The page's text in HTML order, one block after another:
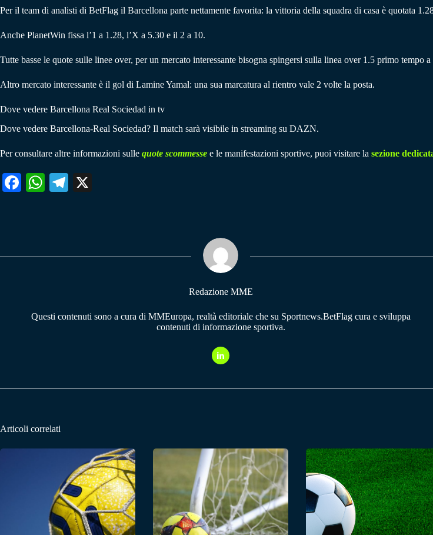
Per il team di analisti di BetFlag il Barcellona parte nettamente favorita: la vittoria della squadra di casa è quotata
Anche PlanetWin fissa l’1 a 1.28, l’X a 5.30 e il 2 a 10.
Tutte basse le quote sulle linee over, per un mercato interessante bisogna spingersi sulla linea over 1.5 primo tempo
Altro mercato interessante è il gol di Lamine Yamal: una sua marcatura al rientro vale 2 volte la posta.
Dove vedere Barcellona Real Sociedad in tv
Dove vedere Barcellona-Real Sociedad? Il match sarà visibile in streaming su DAZN.
Per consultare altre informazioni sulle quote scommesse e le manifestazioni sportive, puoi visitare la sezione
Fa W
pp
Te
m
Redazione MME
Questi contenuti sono a cura di MMEuropa, realtà editoriale che su Sportnews.BetFlag cura e sviluppa
contenuti di informazione sportiva.
Articoli correlati